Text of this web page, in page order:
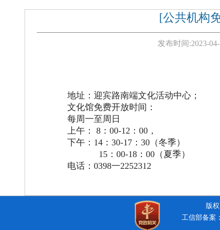
[公共机构
发布时间:2023-
地址：迎宾路南端文化活动中心；
文化馆免费开放时间：
每周一至周日
上午： 8：00-12：00，
下午： 14：30-17：30 （冬季 ）
15：00-18：00 （ 夏季 ）
电话： 0398一2252312
版
工信部备案